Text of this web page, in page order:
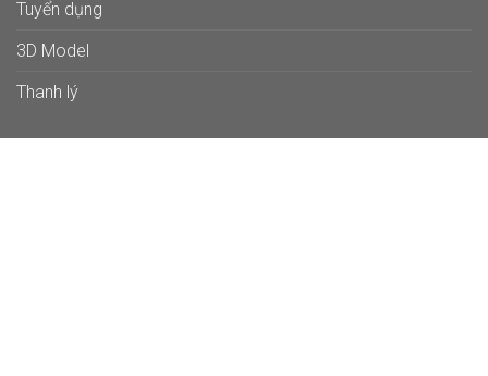
Tuyển dụng
3D Model
Thanh lý